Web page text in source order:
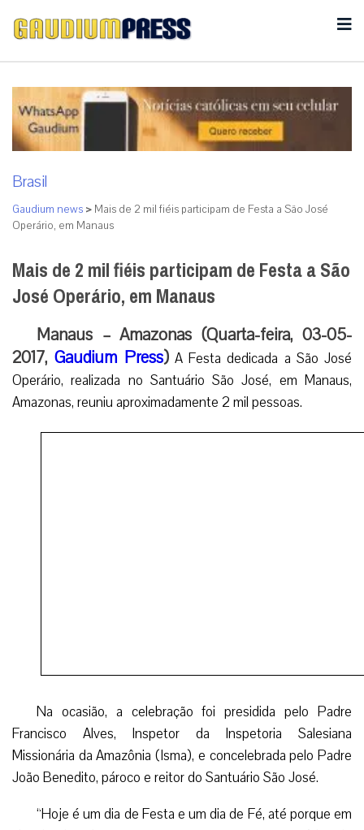
Brasil
Gaudium news > Mais de 2 mil fiéis participam de Festa a São José
Operário, em Manaus
Mais de 2 mil fiéis participam de Festa a São
José Operário, em Manaus
Manaus – Amazonas (Quarta-feira, 03-05-
2017,Gaudium Press)A Festa dedicada a São José
Operário, realizada no Santuário São José, em Manaus,
Amazonas, reuniu aproximadamente 2 mil pessoas.
Na ocasião, a celebração foi presidida pelo Padre
de fiéis que lotaram a igreja durante a cerimônia, que, esse
vida e da criação”.
Ao longo da solenidade, que que precedeu à procissão
em honra ao Santo, foi enfatizada a importância de São
nutrício de Nosso Senhor Jesus Cristo e responsável por